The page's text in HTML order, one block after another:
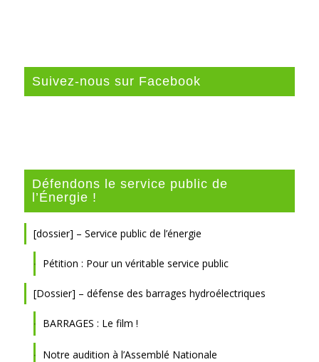
Suivez-nous sur Facebook
Défendons le service public de
l’Énergie !
[dossier] – Service public de l’énergie
Pétition : Pour un véritable service public
[Dossier] – défense des barrages hydroélectriques
BARRAGES : Le film !
Notre audition à l’Assemblé Nationale